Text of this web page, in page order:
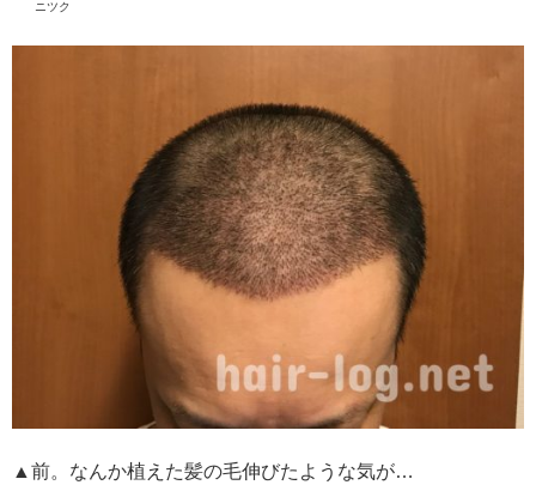
ニツク
▲前。なんか植えた髪の毛伸びたような気が…